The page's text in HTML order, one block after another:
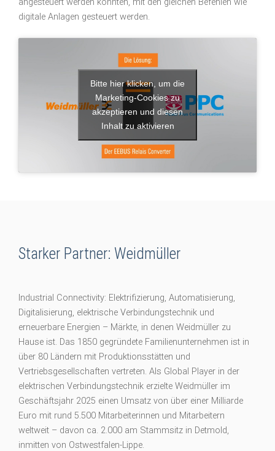
angesteuert werden konnten, mit den gleichen Befehlen wie
digitale Anlagen gesteuert werden.
Bitte hier klicken, um die
Marketing-Cookies zu
akzeptieren und diesen
Inhalt zu aktivieren
Starker Partner: Weidmüller
Industrial Connectivity: Elektrifizierung, Automatisierung,
Digitalisierung, elektrische Verbindungstechnik und
erneuerbare Energien – Märkte, in denen Weidmüller zu
Hause ist. Das 1850 gegründete Familienunternehmen ist in
über 80 Ländern mit Produktionsstätten und
Vertriebsgesellschaften vertreten. Als Global Player in der
elektrischen Verbindungstechnik erzielte Weidmüller im
Geschäftsjahr 2025 einen Umsatz von über einer Milliarde
Euro mit rund 5.500 Mitarbeiterinnen und Mitarbeitern
weltweit – davon ca. 2.000 am Stammsitz in Detmold,
inmitten von Ostwestfalen-Lippe.